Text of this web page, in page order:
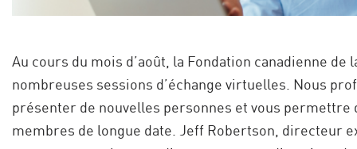
Au cours du mois d’août, la Fondation canadienne
nombreuses sessions d’échange virtuelles. Nous
présenter de nouvelles personnes et vous
membres de longue date. Jeff Robertson, directeur